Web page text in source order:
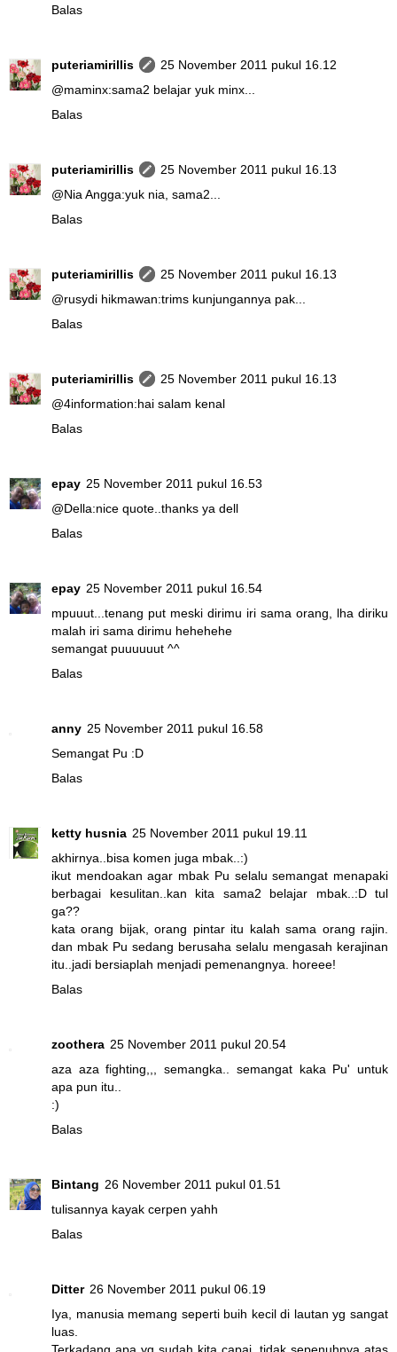
Balas
puteriamirillis
25 November 2011 pukul 16.12
@maminx:sama2 belajar yuk minx...
Balas
puteriamirillis
25 November 2011 pukul 16.13
@Nia Angga:yuk nia, sama2...
Balas
puteriamirillis
25 November 2011 pukul 16.13
@rusydi hikmawan:trims kunjungannya pak...
Balas
puteriamirillis
25 November 2011 pukul 16.13
@4information:hai salam kenal
Balas
epay 25 November 2011 pukul 16.53
@Della:nice quote..thanks ya dell
Balas
epay 25 November 2011 pukul 16.54
mpuuut...tenang put meski dirimu iri sama orang, lha diriku
malah iri sama dirimu hehehehe
semangat puuuuuut ^^
Balas
anny 25 November 2011 pukul 16.58
Semangat Pu :D
Balas
ketty husnia 25 November 2011 pukul 19.11
akhirnya..bisa komen juga mbak..:)
ikut mendoakan agar mbak Pu selalu semangat menapaki
berbagai kesulitan..kan kita sama2 belajar mbak..:D tul
ga??
kata orang bijak, orang pintar itu kalah sama orang rajin.
dan mbak Pu sedang berusaha selalu mengasah kerajinan
itu..jadi bersiaplah menjadi pemenangnya. horeee!
Balas
zoothera 25 November 2011 pukul 20.54
aza aza fighting,,, semangka.. semangat kaka Pu' untuk
apa pun itu..
:)
Balas
Bintang 26 November 2011 pukul 01.51
tulisannya kayak cerpen yahh
Balas
Ditter 26 November 2011 pukul 06.19
Iya, manusia memang seperti buih kecil di lautan yg sangat
luas.